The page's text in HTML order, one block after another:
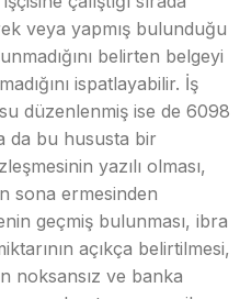
veya yapmış bulunduğu
belirten belgeyi
ispatlayabilir. İş
düzenlenmiş ise de 6098
da bu hususta bir
yazılı olması,
sona ermesinden
geçmiş bulunması, ibra
açıkça belirtilmesi,
noksansız ve banka